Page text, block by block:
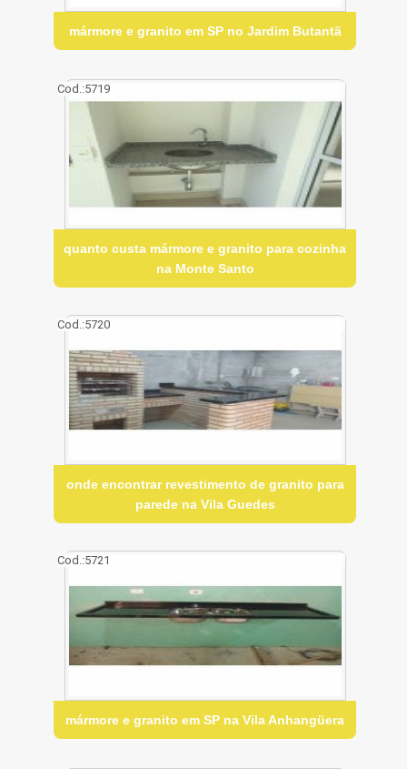
mármore e granito em SP no Jardim Butantã
Cod.:5719
quanto custa mármore e granito para cozinha
na Monte Santo
Cod.:5720
onde encontrar revestimento de granito para
parede na Vila Guedes
Cod.:5721
mármore e granito em SP na Vila Anhangüera